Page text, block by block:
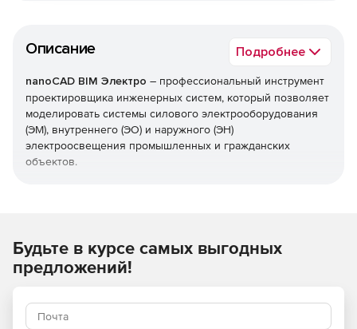
Описание Подробнее
nanoCAD BIM Электро – профессиональный инструмент
проектировщика инженерных систем, который позволяет
моделировать системы силового электрооборудования
(ЭМ), внутреннего (ЭО) и наружного (ЭН)
электроосвещения промышленных и гражданских
объектов.
расчет освещенности по методикам: метод
коэффициента использования и точечный метод;
36.18.32.4-92, СП 256.1325800.2016, ТЭП;
Будьте в курсе самых выгодных
предложений!